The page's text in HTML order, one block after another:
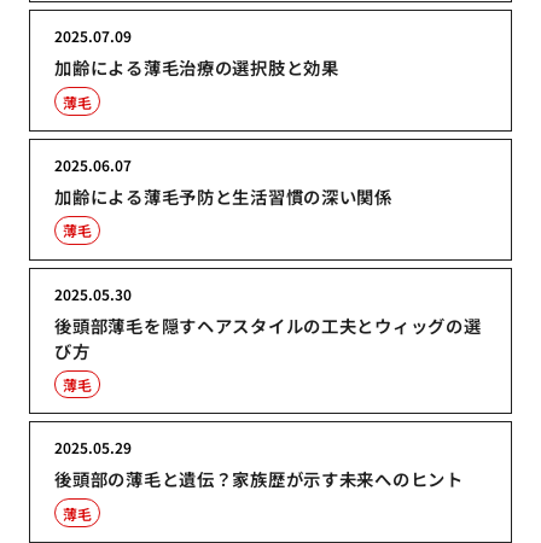
加齢による薄毛治療の選択肢と効果
2025.07.09
薄毛
加齢による薄毛予防と生活習慣の深い関係
2025.06.07
薄毛
後頭部薄毛を隠すヘアスタイルの工夫とウィッグの選
び方
2025.05.30
薄毛
後頭部の薄毛と遺伝？家族歴が示す未来へのヒント
2025.05.29
薄毛